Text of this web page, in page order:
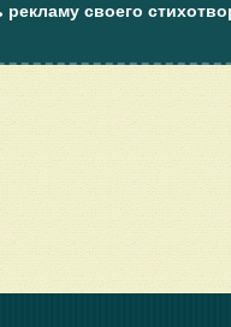
рекламу своего